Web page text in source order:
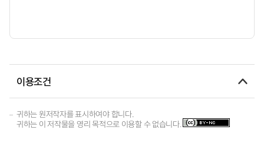
이용조건
귀하는 원저작자를 표시하여야 합니다.
귀하는 이 저작물을 영리 목적으로 이용할 수 없습니다.